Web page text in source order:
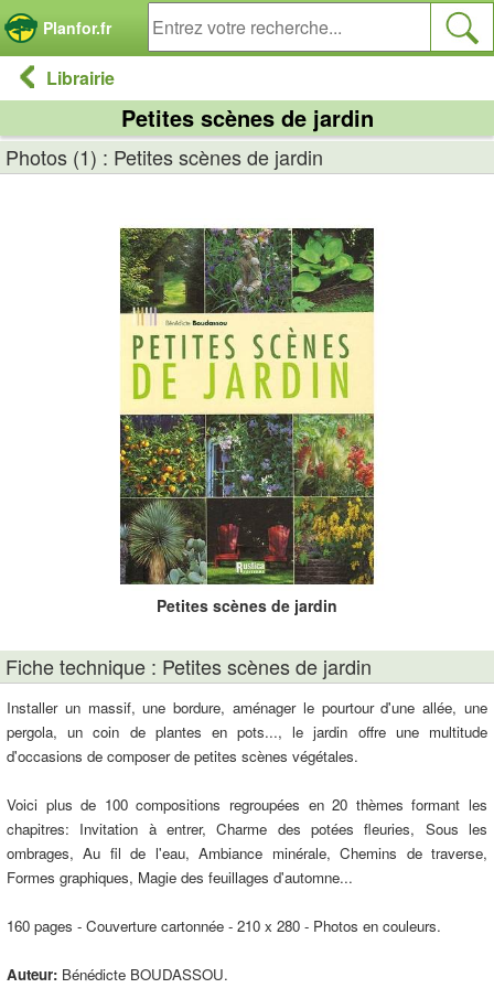
Planfor.fr
Librairie
Petites scènes de jardin
Photos (1) : Petites scènes de jardin
Petites scènes de jardin
Fiche technique : Petites scènes de jardin
Installer un massif, une bordure, aménager le pourtour d'une allée, une
pergola, un coin de plantes en pots..., le jardin offre une multitude
d'occasions de composer de petites scènes végétales.
Voici plus de 100 compositions regroupées en 20 thèmes formant les
chapitres: Invitation à entrer, Charme des potées fleuries, Sous les
ombrages, Au fil de l'eau, Ambiance minérale, Chemins de traverse,
Formes graphiques, Magie des feuillages d'automne...
160 pages - Couverture cartonnée - 210 x 280 - Photos en couleurs.
Auteur: Bénédicte BOUDASSOU.
Panneau de gestion des cookies